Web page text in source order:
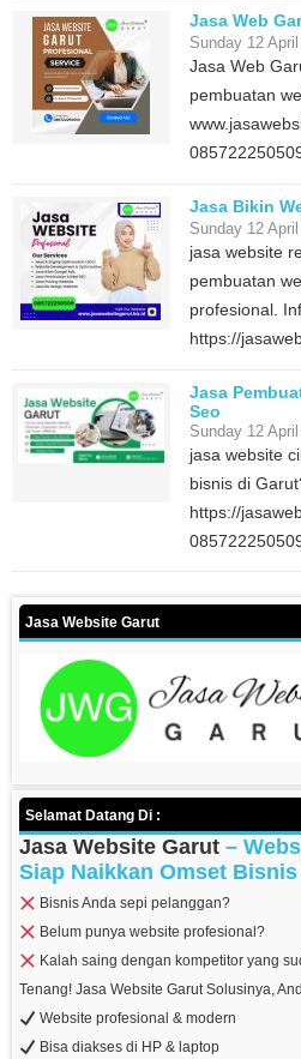
Jasa Web
Sunday 12 April
Jasa Web
pembuatan
Jasa Bikin
Sunday 12 April
jasa website
pembuatan
profesional.
https://
Jasa
Seo
Sunday 12 April
jasa website
bisnis di
https://
Jasa Website Garut
Selamat Datang Di :
Jasa Website Garut –
Siap Naikkan Omset
Bisnis Anda sepi pelanggan?
Belum punya website profesional?
Kalah saing dengan kompetitor yang
Tenang! Jasa Website Garut Solusinya,
Website profesional & modern
Bisa diakses di HP & laptop